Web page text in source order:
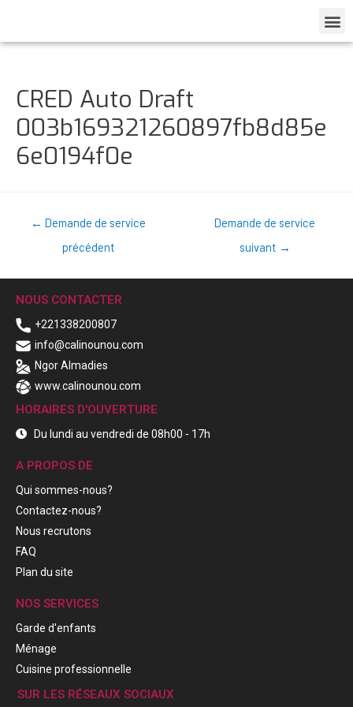
CRED Auto Draft
003b169321260897fb8d85e
6e0194f0e
← Demande de service
précédent
Demande de service
suivant →
NOUS CONTACTER
+221338200807
info@calinounou.com
Ngor Almadies
www.calinounou.com
HORAIRES D'OUVERTURE
Du lundi au vendredi de 08h00 - 17h
A PROPOS DE
Qui sommes-nous?
Contactez-nous?
Nous recrutons
FAQ
Plan du site
NOS SERVICES
Garde d'enfants
Ménage
Cuisine professionnelle
SUR LES RÉSEAUX SOCIAUX